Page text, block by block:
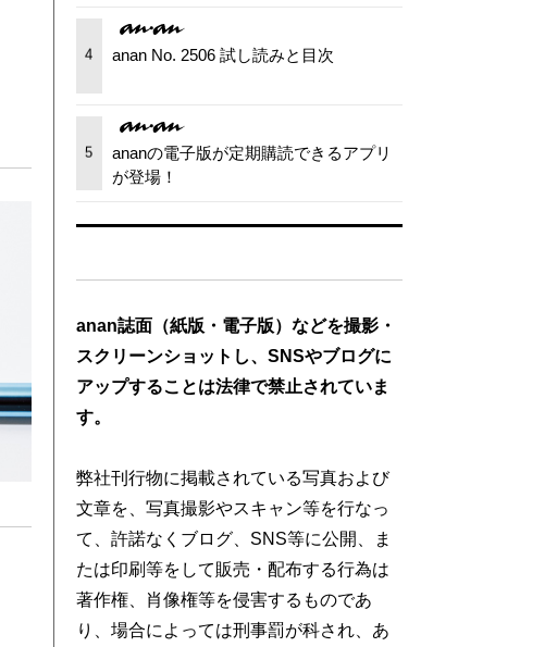
4 anan No. 2506 試し読みと目次
5
ananの電子版が定期購読できるアプリ
が登場！
anan誌面（紙版・電子版）などを撮影・
スクリーンショットし、SNSやブログに
アップすることは法律で禁止されていま
す。
弊社刊行物に掲載されている写真および
文章を、写真撮影やスキャン等を行なっ
て、許諾なくブログ、SNS等に公開、ま
たは印刷等をして販売・配布する行為は
著作権、肖像権等を侵害するものであ
り、場合によっては刑事罰が科され、あ